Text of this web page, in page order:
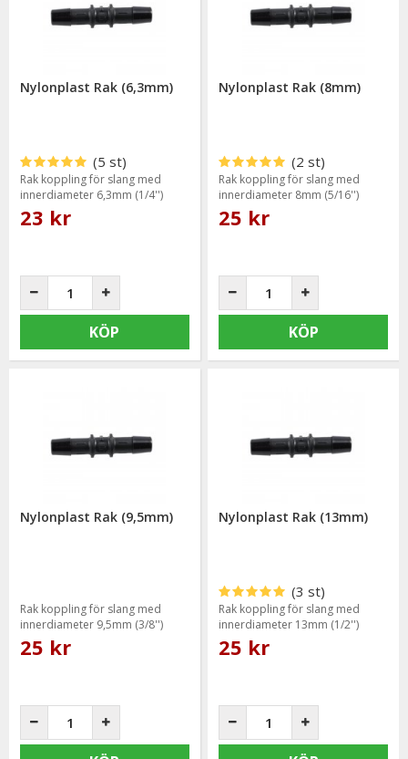
Nylonplast Rak (6,3mm)
(5 st)
Rak koppling för slang med
innerdiameter 6,3mm (1/4'')
23 kr
KÖP
Nylonplast Rak (8mm)
(2 st)
Rak koppling för slang med
innerdiameter 8mm (5/16'')
25 kr
KÖP
Nylonplast Rak (9,5mm)
Rak koppling för slang med
innerdiameter 9,5mm (3/8'')
25 kr
Nylonplast Rak (13mm)
(3 st)
Rak koppling för slang med
innerdiameter 13mm (1/2'')
25 kr